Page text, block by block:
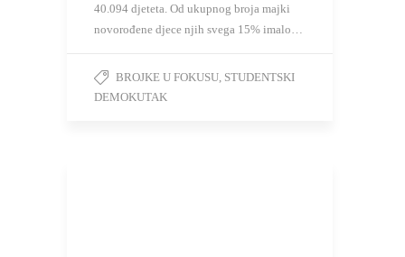
40.094 djeteta. Od ukupnog broja majki
novorođene djece njih svega 15% imalo…
BROJKE U FOKUSU STUDENTSKI
DEMOKUTAK